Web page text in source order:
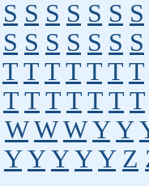
S S S S S S S
S S S S S S S
T T T T T T T
T T T T T T T
W W W Y Y
Y Y Y Y Y Z